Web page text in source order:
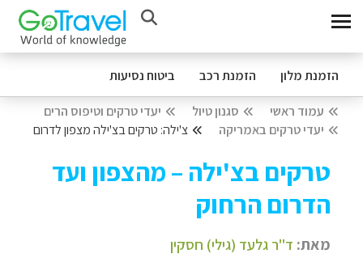
הזמנת מלון הזמנת רכב ביטוח נסיעות
עמוד ראשי סגנון טיול
יעדי טרקים וטיפוס הרים
יעדי טרקים באמריקה
צ'ילה: טרקים בצ'ילה מצפון לדרום
טרקים בצ'ילה – מהצפון ועד
הדרום הרחוק
מאת: ד"ר גלעד (גילי) חסקין